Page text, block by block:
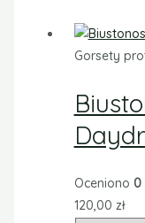
Gorsety
Oceniono 0
120,00 zł